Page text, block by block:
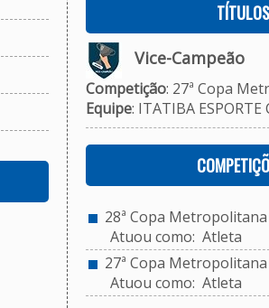
Vice-Campeão
Competição: 27ª Copa
Equipe: ITATIBA ESPORTE
28ª Copa Metropolitana
Atuou como: Atleta
27ª Copa Metropolitana
Atuou como: Atleta